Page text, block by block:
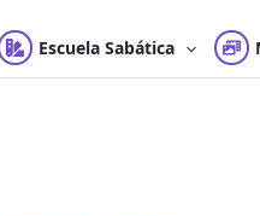
Escuela Sabática